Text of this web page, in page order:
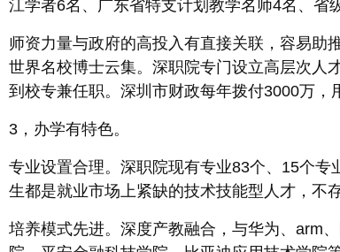
江学者6名、广东省特支计划教学名师4名、省
师资力量与政府的高投入有直接关联，容易助
世界名校博士云集。深职院专门设立高层次人
到校专兼任职。深圳市财政每年拨付3000万，
3，办学有特色。
专业设置合理。深职院现有专业83个、15个
生都是就业市场上紧缺的技术技能型人才，不
培养模式先进。深度产教融合，与华为、arm